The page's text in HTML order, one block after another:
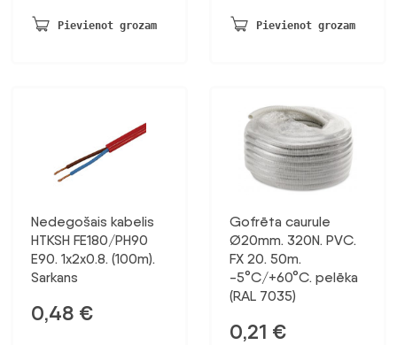
0,35 €.
0,30 €.
Pievienot grozam
bija:
ir:
Pievienot grozam
Nedegošais kabelis
HTKSH FE180/PH90
E90. 1x2x0.8. (100m).
Sarkans
0,48 €
Gofrēta caurule
Ø20mm. 320N. PVC.
FX 20. 50m.
-5°C/+60°C. pelēka
(RAL 7035)
0,21 €